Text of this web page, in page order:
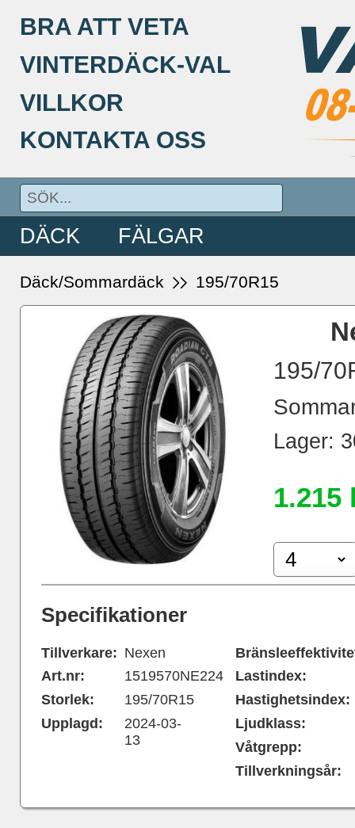
BRA ATT VETA
VINTERDÄCK-VAL
VILLKOR
KONTAKTA OSS
DÄCK FÄLGAR
Däck/Sommardäck 195/70R15
195/
Lager:
1.215
Specifikationer
Tillverkare:
Art.nr:
Storlek:
Upplagd:
Nexen
1519570NE224
195/70R15
2024-03-
13
Lastindex:
Hastighetsindex:
Ljudklass:
Våtgrepp:
Tillverkningsår: